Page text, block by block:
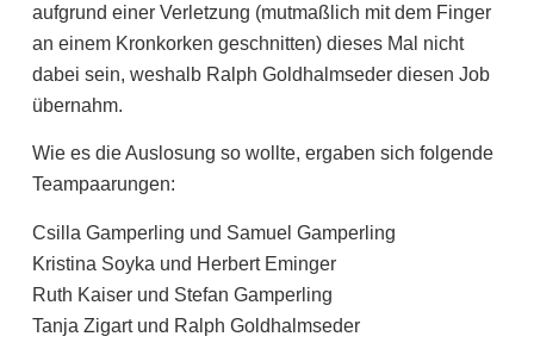
aufgrund einer Verletzung (mutmaßlich mit dem Finger
an einem Kronkorken geschnitten) dieses Mal nicht
dabei sein, weshalb Ralph Goldhalmseder diesen Job
übernahm.
Wie es die Auslosung so wollte, ergaben sich folgende
Teampaarungen:
Csilla Gamperling und Samuel Gamperling
Kristina Soyka und Herbert Eminger
Ruth Kaiser und Stefan Gamperling
Tanja Zigart und Ralph Goldhalmseder